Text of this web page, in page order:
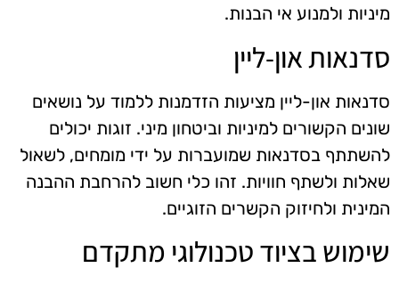
מיניות ולמנוע אי הבנות.
סדנאות און-ליין
סדנאות און-ליין מציעות הזדמנות ללמוד על נושאים
שונים הקשורים למיניות וביטחון מיני. זוגות יכולים
להשתתף בסדנאות שמועברות על ידי מומחים, לשאול
שאלות ולשתף חוויות. זהו כלי חשוב להרחבת ההבנה
המינית ולחיזוק הקשרים הזוגיים.
שימוש בציוד טכנולוגי מתקדם